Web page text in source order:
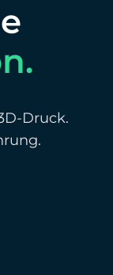
Druck.